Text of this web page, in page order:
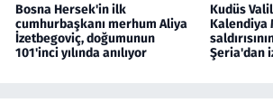
Bosna Hersek'in ilk
cumhurbaşkanı merhum Aliya
İzetbegoviç, doğumunun
101'inci yılında anılıyor
Kudüs
Kalendiya
Şeria'dan